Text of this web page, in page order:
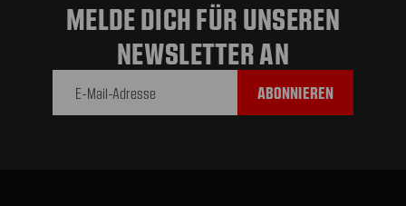
MELDE DICH FÜR UNSEREN
NEWSLETTER AN